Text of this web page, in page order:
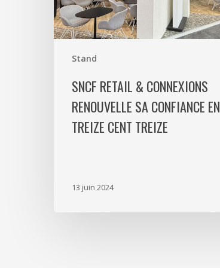
Stand
en
Treize
Cent
Treize
SNCF RETAIL & CONNEXIONS
RENOUVELLE SA CONFIANCE EN
TREIZE CENT TREIZE
13 juin 2024